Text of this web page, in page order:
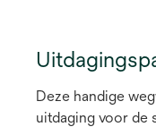
Deze handige
uitdaging voor de